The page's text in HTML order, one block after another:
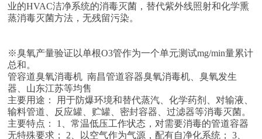
业的HVAC洁净系统的消毒灭菌，替代紫外线照射和化学熏
蒸消毒灭菌方法，无残留污染。
※臭氧产量验证以单根O3管作为一个单元测试mg/min量累计
总和。
管容道臭氧消毒机 南昌管道容器臭氧消毒机、臭氧发生
器、山东江苏等均售
主要用途： 用于防爆环境和替代蒸汽、化学药剂、对输液、
输料管道、反应罐、贮罐、密封容器、过滤器等消毒灭菌。
主要特点： 1、常温低压工作状态，对需要消毒的管道容器
无特殊要求； 2、以空气作为气源，配有自净化系统； 3、